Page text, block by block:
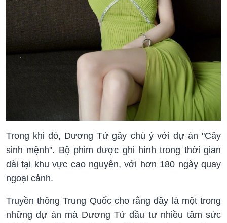
Trong khi đó, Dương Tử gây chú ý với dự án "Cây
sinh mệnh". Bộ phim được ghi hình trong thời gian
dài tại khu vực cao nguyên, với hơn 180 ngày quay
ngoại cảnh.
Truyền thông Trung Quốc cho rằng đây là một trong
những dự án mà Dương Tử đầu tư nhiều tâm sức